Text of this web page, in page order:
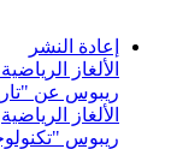
إعادة النشر
الألغاز
ريبوس عن
الألغاز الرياضية
ريبوس